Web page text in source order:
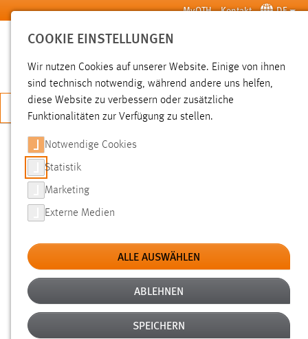
Zum Hauptinhalt springen MyOTH Kontakt DE
SUCHE
JETZT BEWERBEN
SUCHE
FILTER
Typ
Erstellungsdatum
Alter
COOKIE EINSTELLUNGEN
Wir nutzen Cookies auf unserer Website. Einige von ihnen
sind technisch notwendig, während andere uns helfen,
diese Website zu verbessern oder zusätzliche
Funktionalitäten zur Verfügung zu stellen.
Notwendige Cookies
Statistik
Marketing
Externe Medien
ALLE AUSWÄHLEN
ABLEHNEN
SPEICHERN